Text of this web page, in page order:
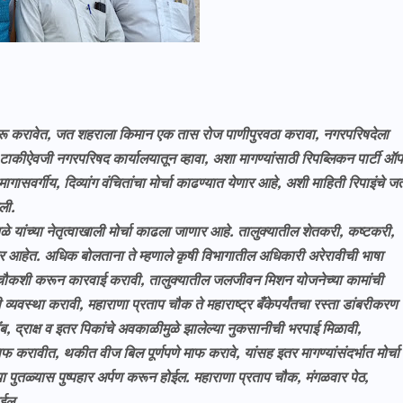
जत शहराला किमान एक तास रोज पाणीपुरवठा करावा, नगरपरिषदेला
नगरपरिषद कार्यालयातून व्हावा, अशा मागण्यांसाठी रिपब्लिकन पार्टी
दिव्यांग वंचितांचा मोर्चा काढण्यात येणार आहे, अशी माहिती रिपाइंचे
नेतृत्वाखाली मोर्चा काढला जाणार आहे. तालुक्यातील शेतकरी, कष्टकरी,
आहेत. अधिक बोलताना ते म्हणाले कृषी विभागातील अधिकारी अरेरावीची भाषा
करून कारवाई करावी, तालुक्यातील जलजीवन मिशन योजनेच्या कामांची
करावी, महाराणा प्रताप चौक ते महाराष्ट्र बँकेपर्यंतचा रस्ता डांबरीकरण
द्राक्ष व इतर पिकांचे अवकाळीमुळे झालेल्या नुकसानीची भरपाई मिळावी,
थकीत वीज बिल पूर्णपणे माफ करावे, यांसह इतर मागण्यांसंदर्भात मोर्चा
पुष्पहार अर्पण करून होईल. महाराणा प्रताप चौक, मंगळवार पेठ,